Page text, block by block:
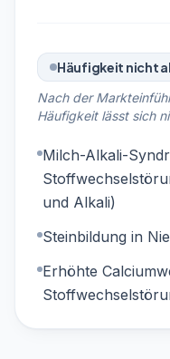
Häufigkeit nicht
Nach der
Häufigkeit lässt sich
Milch-Alkali-
und Alkali)
Steinbildung in
Erhöhte